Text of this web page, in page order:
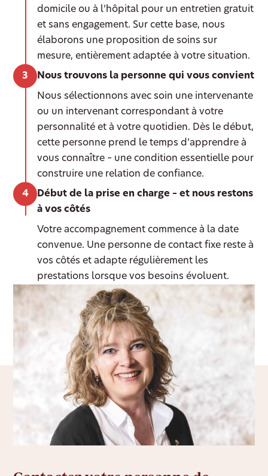
domicile ou à l’hôpital pour un entretien gratuit
et sans engagement. Sur cette base, nous
élaborons une proposition de soins sur
mesure, entièrement adaptée à votre situation.
Nous trouvons la personne qui vous convient
Nous sélectionnons avec soin une intervenante
ou un intervenant correspondant à votre
personnalité et à votre quotidien. Dès le début,
cette personne prend le temps d’apprendre à
vous connaître – une condition essentielle pour
construire une relation de confiance.
Début de la prise en charge – et nous restons
à vos côtés
Votre accompagnement commence à la date
convenue. Une personne de contact fixe reste à
vos côtés et adapte régulièrement les
prestations lorsque vos besoins évoluent.